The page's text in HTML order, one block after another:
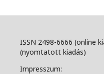
ISSN 2498-6666 (online
(nyomtatott kiadás)
Impresszum: